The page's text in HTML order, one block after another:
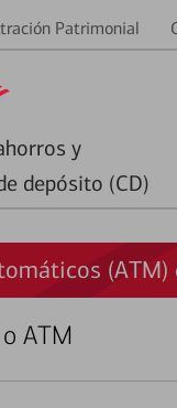
Patrimonial
y
depósito (CD)
ATM